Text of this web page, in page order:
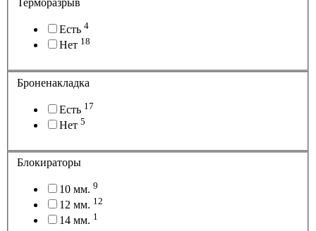
Терморазрыв
Есть 4
Нет 18
Броненакладка
Есть 17
Нет 5
Блокираторы
10 мм. 9
12 мм. 12
14 мм. 1